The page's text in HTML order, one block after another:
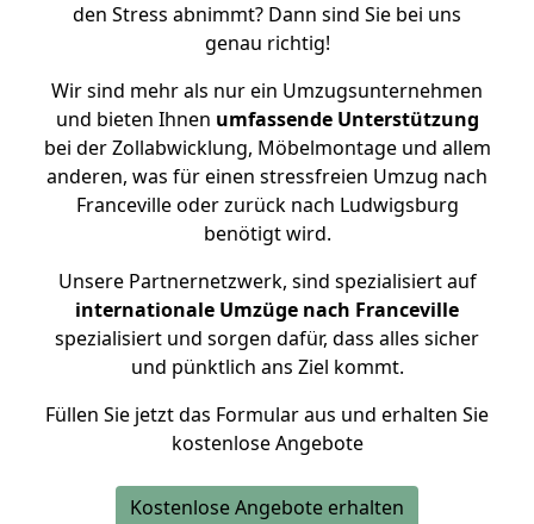
den Stress abnimmt? Dann sind Sie bei uns
genau richtig!
Wir sind mehr als nur ein Umzugsunternehmen
und bieten Ihnen umfassende Unterstützung
bei der Zollabwicklung, Möbelmontage und allem
anderen, was für einen stressfreien Umzug nach
Franceville oder zurück nach Ludwigsburg
benötigt wird.
Unsere Partnernetzwerk, sind spezialisiert auf
internationale Umzüge nach Franceville
spezialisiert und sorgen dafür, dass alles sicher
und pünktlich ans Ziel kommt.
Füllen Sie jetzt das Formular aus und erhalten Sie
kostenlose Angebote
Kostenlose Angebote erhalten